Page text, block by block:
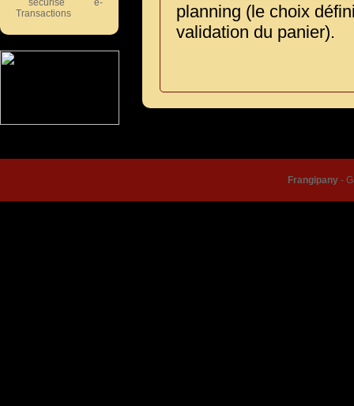
planning (le choix
validation du panier).
Frangipany -